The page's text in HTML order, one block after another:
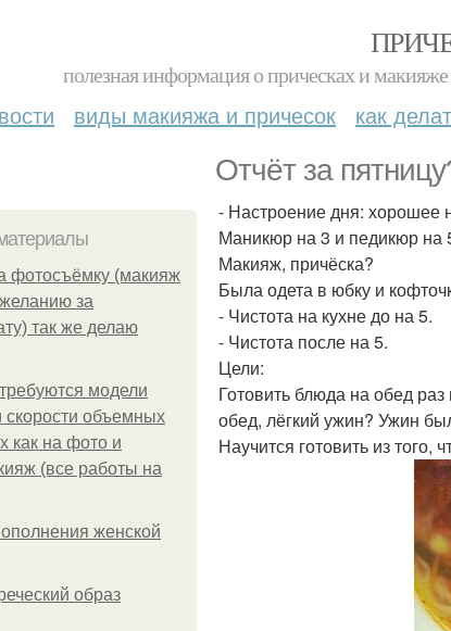
полезная информация о прическах и
виды макияжа и причесок как
Отчёт за
фотосъёмку (макияж
за
так же делаю
модели
скорости объемных
как на фото и
(все работы на
женской
образ
- Настроение дня: хорошее
Маникюр на 3 и педикюр на
Макияж, причёска?
Была одета в юбку и
- Чистота на кухне до на 5.
- Чистота после на 5.
Цели:
Готовить блюда на обед
обед, лёгкий ужин? Ужин
Научится готовить из